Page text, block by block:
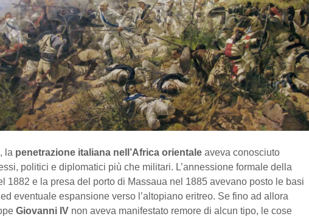
la penetrazione italiana nell’Africa orientale aveva conosciuto
politici e diplomatici più che militari. L’annessione formale della
1882 e la presa del porto di Massaua nel 1885 avevano posto le basi
eventuale espansione verso l’altopiano eritreo. Se fino ad allora
Giovanni IV non aveva manifestato remore di alcun tipo, le cose